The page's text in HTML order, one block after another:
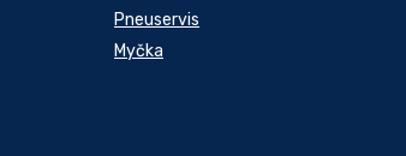
Pneuservis
Myčka